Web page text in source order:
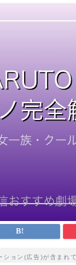
ション(広告)が含まれて